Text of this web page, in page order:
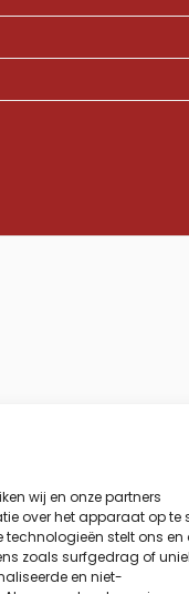
wij en onze partners
over het apparaat op te
stelt ons en
zoals surfgedrag of
en niet-